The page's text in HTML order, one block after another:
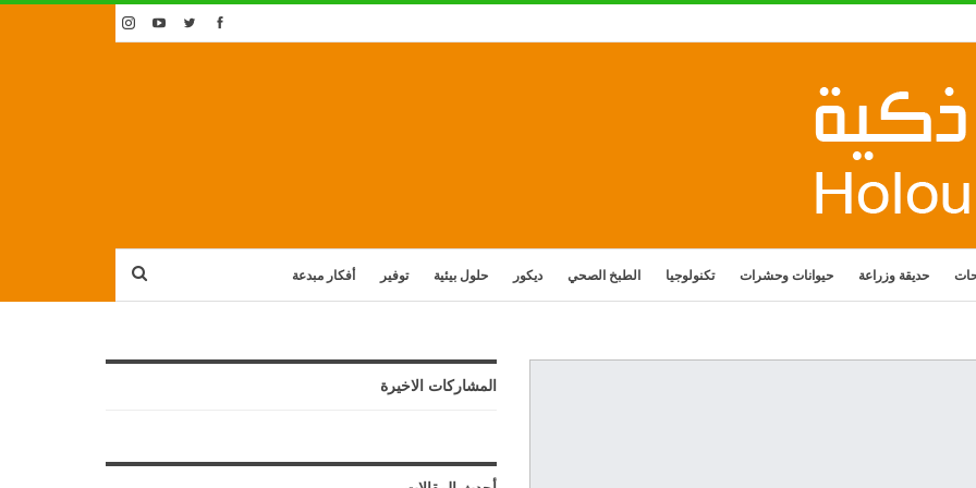
حديقة وزراعة حيوانات وحشرات تكنولوجيا الطبخ الصحي ديكور حلول بيئية توفير أفكار مبدعة
المشاركات الاخيرة